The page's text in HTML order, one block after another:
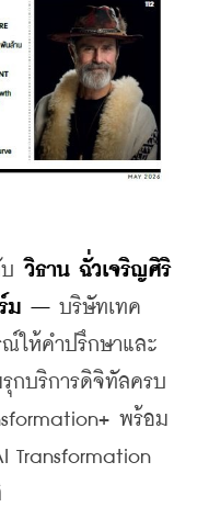
วิธาน ฉั่วเจริญศิริ
ร์ม – บริษัทเทค
ให้คำปรึกษาและ
กบริการดิจิทัลครบ
พร้อม
Transformation